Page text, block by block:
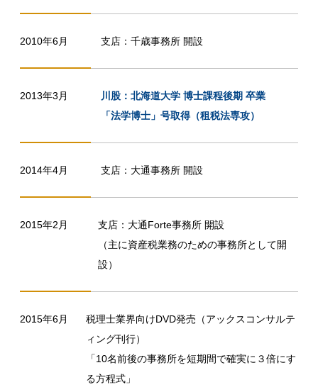
2010年6月 支店：千歳事務所 開設
2013年3月
川股：北海道大学 博士課程後期 卒業
「法学博士」号取得（租税法専攻）
2014年4月 支店：大通事務所 開設
2015年2月
支店：大通Forte事務所 開設
（主に資産税業務のための事務所として開
設）
2015年6月
税理士業界向けDVD発売（アックスコンサルテ
ィング刊行）
「10名前後の事務所を短期間で確実に３倍にす
る方程式」